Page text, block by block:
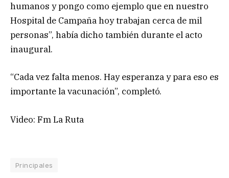
humanos y pongo como ejemplo que en nuestro
Hospital de Campaña hoy trabajan cerca de mil
personas”, había dicho también durante el acto
inaugural.
“Cada vez falta menos. Hay esperanza y para eso es
importante la vacunación”, completó.
Video: Fm La Ruta
Principales